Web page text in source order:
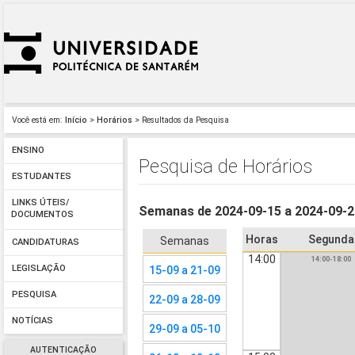
Você está em: Início > Horários > Resultados da Pesquisa
ENSINO
ESTUDANTES
LINKS ÚTEIS/
DOCUMENTOS
CANDIDATURAS
LEGISLAÇÃO
PESQUISA
NOTÍCIAS
AUTENTICAÇÃO
Pesquisa de Horários
Semanas de 2024-09-15 a 2024-09-
Semanas
15-09 a 21-09
22-09 a 28-09
29-09 a 05-10
Horas
Segunda
14:00
14:00-18:00